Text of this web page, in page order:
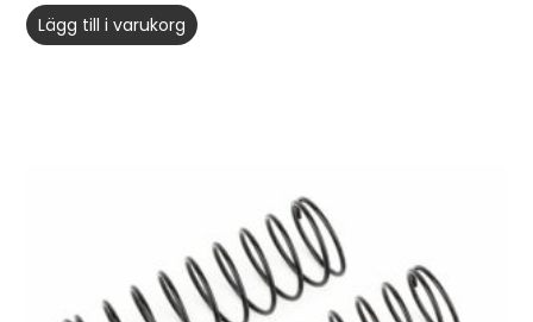
Lägg till i varukorg